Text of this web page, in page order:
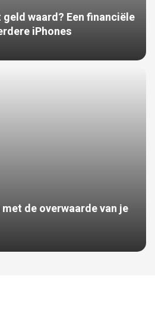
geld waard? Een financiële
iPhones
de overwaarde van je